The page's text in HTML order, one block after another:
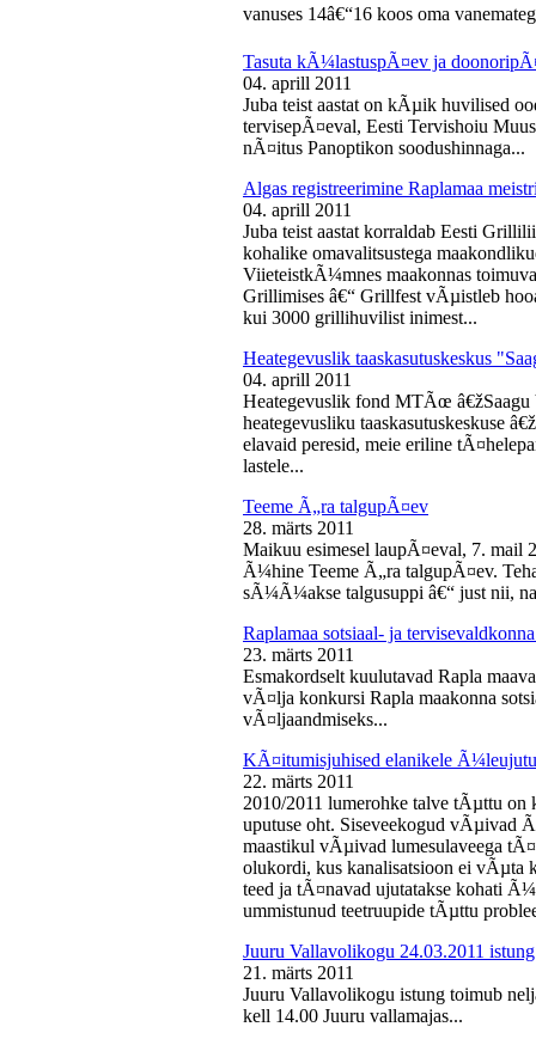
vanuses 14â€“16 koos oma
Tasuta kÃ¼lastuspÃ¤ev ja
04. aprill 2011
Juba teist aastat on kÃµik huvilised
tervisepÃ¤eval, Eesti Tervishoiu
nÃ¤itus Panoptikon soodushinnaga...
Algas registreerimine Raplamaa
04. aprill 2011
Juba teist aastat korraldab Eesti
kohalike omavalitsustega
ViieteistkÃ¼mnes maakonnas
Grillimises â€“ Grillfest vÃµistleb
kui 3000 grillihuvilist inimest...
Heategevuslik taaskasutuskeskus
04. aprill 2011
Heategevuslik fond MTÃœ â€žSaagu
heategevusliku taaskasutuskeskuse
elavaid peresid, meie eriline
lastele...
Teeme Ã„ra talgupÃ¤ev
28. märts 2011
Maikuu esimesel laupÃ¤eval, 7.
Ã¼hine Teeme Ã„ra talgupÃ¤ev.
sÃ¼Ã¼akse talgusuppi â€“ just nii,
Raplamaa sotsiaal- ja
23. märts 2011
Esmakordselt kuulutavad Rapla
vÃ¤lja konkursi Rapla maakonna
vÃ¤ljaandmiseks...
KÃ¤itumisjuhised elanikele
22. märts 2011
2010/2011 lumerohke talve tÃµttu on
uputuse oht. Siseveekogud vÃµivad
maastikul vÃµivad lumesulaveega
olukordi, kus kanalisatsioon ei vÃµta
teed ja tÃ¤navad ujutatakse kohati
ummistunud teetruupide tÃµttu
Juuru Vallavolikogu 24.03.2011 istung
21. märts 2011
Juuru Vallavolikogu istung toimub
kell 14.00 Juuru vallamajas...